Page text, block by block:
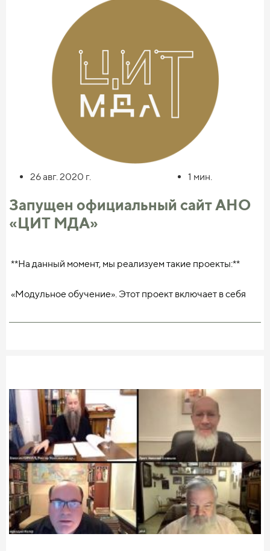
Филарета Московского и подарил панагию с
изображением Покрова Божией Матери.
Желаем владыке Феодориту успеха и благословения
Божия в этом служении и надеемся, что новый ректор не
обойдет своим вниманием вопросы развития
информационных технологий в системе духовного
образования Русской Православной Церкви.
26 авг. 2020 г. 1 мин.
Запущен официальный сайт АНО
«ЦИТ МДА»
**На данный момент, мы реализуем такие проекты:**
«Модульное обучение». Этот проект включает в себя
на системе карточек, которые способствуют
обучающихся: школьников, студентов, занимающихся
самообучением и т. д.
Вторым из числа наших проектов, является разработка
сайта в формате Edutainment, посвящённого св. князю
Александру Невскому.